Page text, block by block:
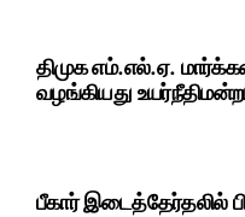
திமுக எம்.எல்.ஏ.
வழங்கியது
பீகார் இடைத்தேர்தலில்